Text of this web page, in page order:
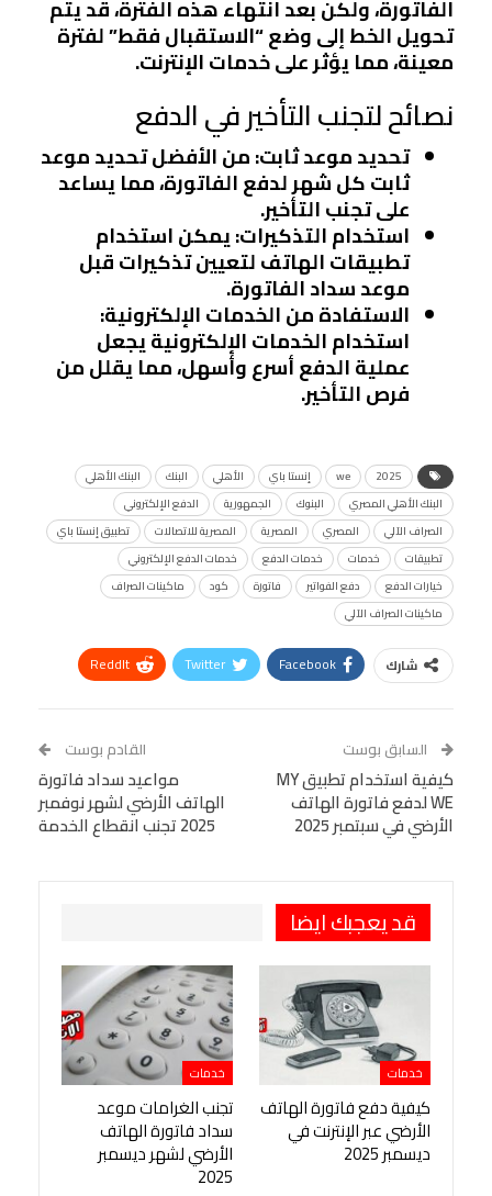
الفاتورة، ولكن بعد انتهاء هذه الفترة، قد يتم
تحويل الخط إلى وضع “الاستقبال فقط” لفترة
معينة، مما يؤثر على خدمات الإنترنت.
نصائح لتجنب التأخير في الدفع
تحديد موعد ثابت: من الأفضل تحديد موعد
ثابت كل شهر لدفع الفاتورة، مما يساعد
على تجنب التأخير.
استخدام التذكيرات: يمكن استخدام
تطبيقات الهاتف لتعيين تذكيرات قبل
موعد سداد الفاتورة.
الاستفادة من الخدمات الإلكترونية:
استخدام الخدمات الإلكترونية يجعل
عملية الدفع أسرع وأسهل، مما يقلل من
فرص التأخير.
2025
we إنستا باي الأهلي البنك
البنك الأهلي
البنك الأهلي المصري
البنوك الجمهورية
الدفع الإلكتروني
الصراف الآلي
المصري المصرية المصرية للاتصالات
تطبيق إنستا باي
تطبيقات
خدمات خدمات الدفع
خدمات الدفع الإلكتروني
خيارات الدفع
دفع الفواتير فاتورة كود
ماكينات الصراف
ماكينات الصراف الآلي
شارك Facebook
Twitter
ReddIt
البريد الإلكتروني
StumbleUpon
VK
Digg
LINE
BlackBerry
Viber
السابق بوست
كيفية استخدام تطبيق MY
WE لدفع فاتورة الهاتف
الأرضي في سبتمبر 2025
القادم بوست
مواعيد سداد فاتورة
الهاتف الأرضي لشهر نوفمبر
2025 تجنب انقطاع الخدمة
قد يعجبك ايضا
خدمات
كيفية دفع فاتورة الهاتف
الأرضي عبر الإنترنت في
ديسمبر 2025
خدمات
تجنب الغرامات موعد
سداد فاتورة الهاتف
الأرضي لشهر ديسمبر
2025